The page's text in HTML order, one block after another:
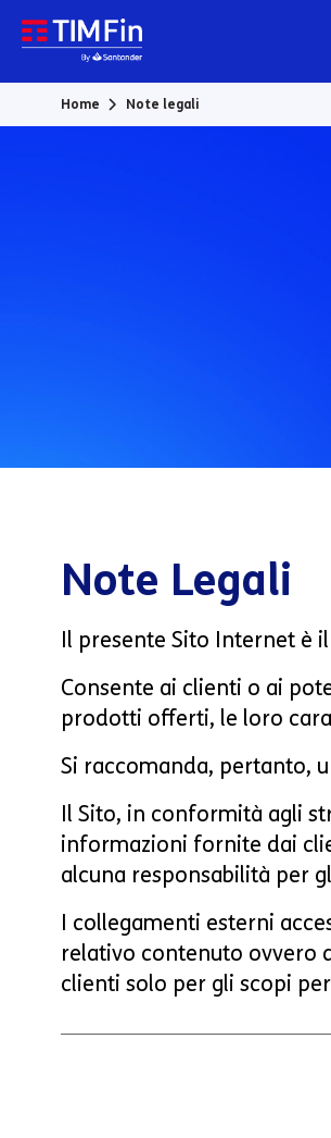
Home Note legali
Note Legali
Il presente Sito Internet è
Consente ai clienti o ai
prodotti offerti, le loro
Si raccomanda, pertanto,
Il Sito, in conformità agli
informazioni fornite dai
alcuna responsabilità per
I collegamenti esterni
relativo contenuto ovvero
clienti solo per gli scopi